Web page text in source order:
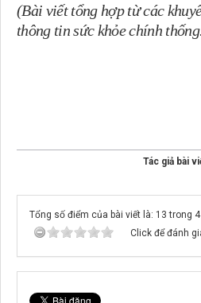
(Bài viết tổng hợp từ các
thông tin sức khỏe chính
Tác giả bài
Tổng số điểm của bài viết là: 13 trong
Click để đánh